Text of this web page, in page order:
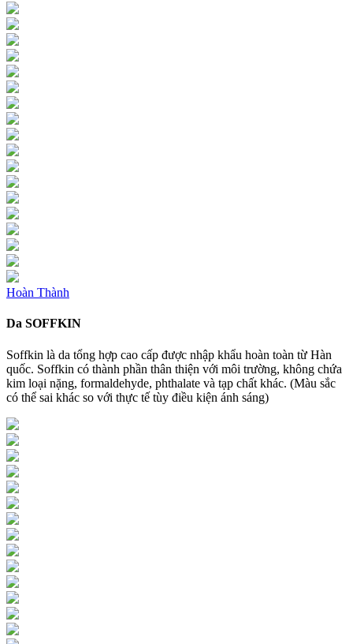
Hoàn Thành
Da SOFFKIN
Soffkin là da tổng hợp cao cấp được nhập khẩu hoàn toàn từ Hàn
quốc. Soffkin có thành phần thân thiện với môi trường, không chứa
kim loại nặng, formaldehyde, phthalate và tạp chất khác. (Màu sắc
có thể sai khác so với thực tế tùy điều kiện ánh sáng)